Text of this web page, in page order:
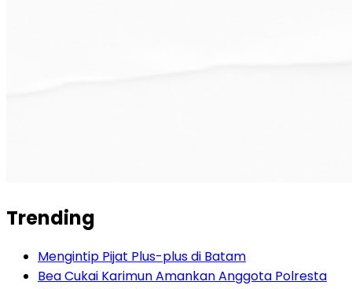
Trending
Mengintip Pijat Plus-plus di Batam
Bea Cukai Karimun Amankan Anggota Polresta